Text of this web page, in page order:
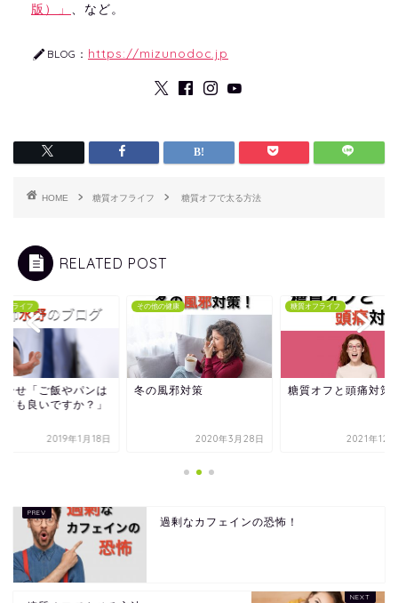
版）」
、など。
BLOG： https://mizunodoc.jp
HOME 糖質オフライフ 糖質オフで太る方法
RELATED POST
フライフ
合せ「ご飯やパンは
ても良いですか？」
2019年1月18日
その他の健康
冬の風邪対策
2020年3月28日
糖質オフライフ
糖質オフと頭痛対策
2021年12
過剰なカフェインの恐怖！